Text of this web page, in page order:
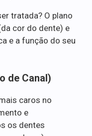
tratada? O plano
cor do dente) e
e a função do seu
de Canal)
caros no
e
os dentes